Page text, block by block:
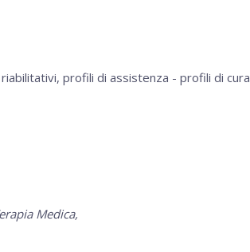
profili di assistenza - profili di cura
Medica,